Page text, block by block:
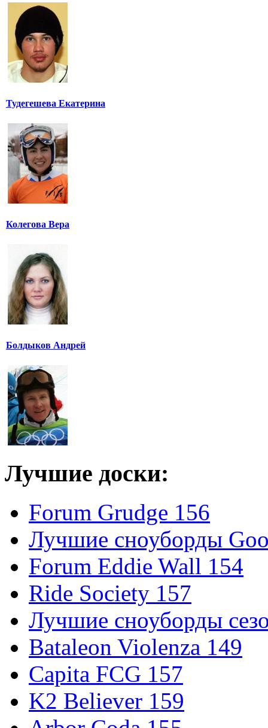
Тудегешева Екатерина
Колегова Вера
Болдыков Андрей
Лучшие доски:
Forum Grudge 156
Лучшие сноуборды
Forum Eddie Wall 154
Ride Society 157
Лучшие сноуборды
Bataleon Violenza 149
Capita FCG 157
K2 Believer 159